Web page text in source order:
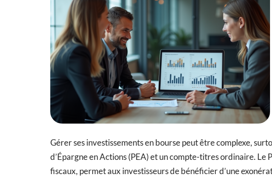
Gérer ses investissements en bourse peut être complexe,
d’Épargne en Actions (PEA) et un compte-titres ordinaire. Le
fiscaux, permet aux investisseurs de bénéficier d’une